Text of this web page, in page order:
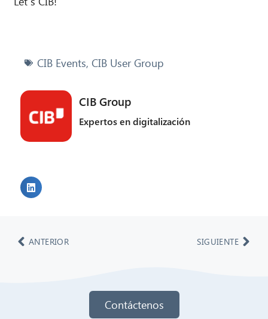
CIB Events, CIB User Group
CIB Group
Expertos en digitalización
ANTERIOR SIGUIENTE
Contáctenos